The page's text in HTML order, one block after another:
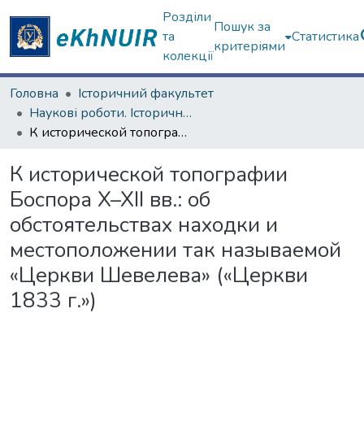
Розділи
та
колекції
Пошук за
критеріями
Статистика
Головна
Історичний факультет
Наукові роботи. Історичний факультет
К исторической топографии Боспора X–XII вв.: об обстоятельствах находки и местоположении так называемой «Церкви Шевелева» («Церкви 1833 г.»)
К исторической топографии
Боспора X–XII вв.: об
обстоятельствах находки и
местоположении так называемой
«Церкви Шевелева» («Церкви
1833 г.»)